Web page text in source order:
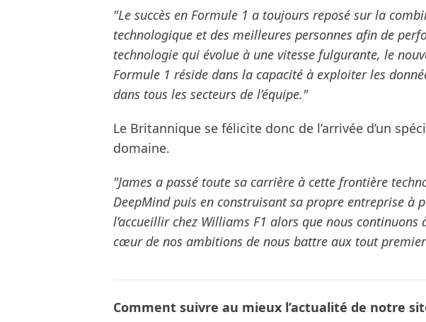
"Le succès en Formule 1 a toujours reposé sur la
technologique et des meilleures personnes afin de
technologie qui évolue à une vitesse fulgurante, le
Formule 1 réside dans la capacité à exploiter les
dans tous les secteurs de l’équipe."
Le Britannique se félicite donc de l’arrivée d’un
domaine.
"James a passé toute sa carrière à cette frontière
DeepMind puis en construisant sa propre entreprise à
l’accueillir chez Williams F1 alors que nous
cœur de nos ambitions de nous battre aux tout
Comment suivre au mieux l’actualité de notre